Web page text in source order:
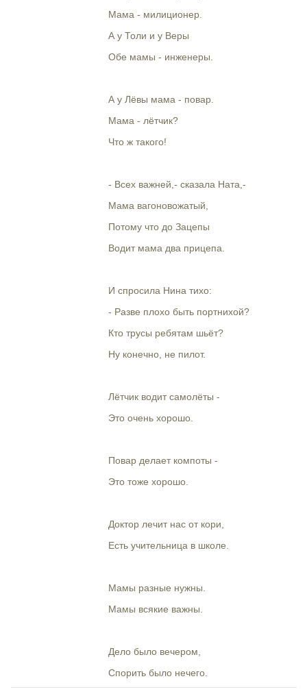
Мама - милиционер.
А у Толи и у Веры
Обе мамы - инженеры.
А у Лёвы мама - повар.
Мама - лётчик?
Что ж такого!
- Всех важней,- сказала Ната,-
Мама вагоновожатый,
Потому что до Зацепы
Водит мама два прицепа.
И спросила Нина тихо:
- Разве плохо быть портнихой?
Кто трусы ребятам шьёт?
Ну конечно, не пилот.
Лётчик водит самолёты -
Это очень хорошо.
Повар делает компоты -
Это тоже хорошо.
Доктор лечит нас от кори,
Есть учительница в школе.
Мамы разные нужны.
Мамы всякие важны.
Дело было вечером,
Спорить было нечего.